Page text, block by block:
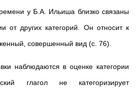
у Б.А. Ильиша близко связаны
от других категорий. Он относит к
совершенный вид (с. 76).
наблюдаются в оценке категории
глагол не категоризирует